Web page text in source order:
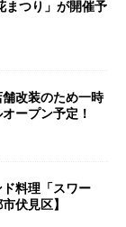
まつり」が開催予
改装のため一時
ープン予定！
料理「スワー
伏見区】